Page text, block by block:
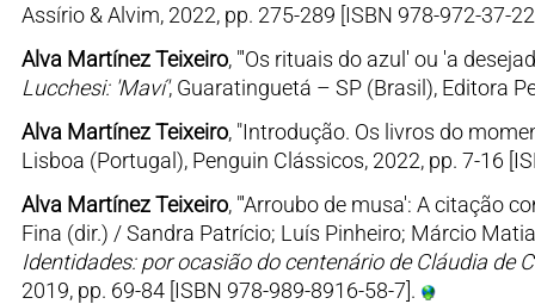
Assírio & Alvim, 2022, pp. 275-289 [ISBN 978-972-37-
Alva Martínez Teixeiro, "'Os rituais do azul' ou 'a
Lucchesi: 'Maví', Guaratinguetá – SP (Brasil), Editora
Alva Martínez Teixeiro, "Introdução. Os livros do
Lisboa (Portugal), Penguin Clássicos, 2022, pp. 7-16
Alva Martínez Teixeiro, "'Arroubo de musa': A citação
Fina (dir.) / Sandra Patrício; Luís Pinheiro; Márcio
Identidades: por ocasião do centenário de Cláudia de
2019, pp. 69-84 [ISBN 978-989-8916-58-7].